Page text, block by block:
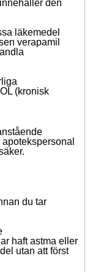
den
läkemedel
verapamil
(kronisk
du tar
haft astma eller
utan att först